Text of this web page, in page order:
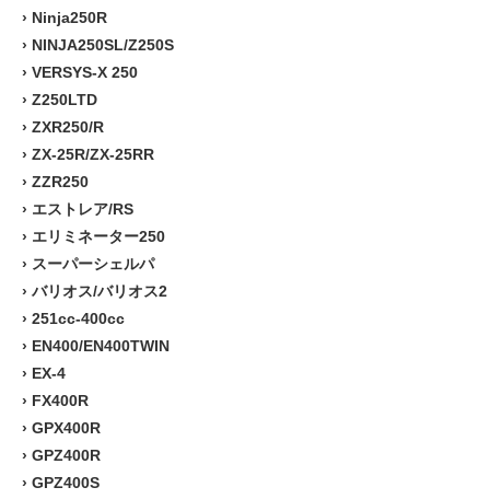
› Ninja250R
› NINJA250SL/Z250S
› VERSYS-X 250
› Z250LTD
› ZXR250/R
› ZX-25R/ZX-25RR
› ZZR250
› エストレア/RS
› エリミネーター250
› スーパーシェルパ
› バリオス/バリオス2
› 251cc-400cc
› EN400/EN400TWIN
› EX-4
› FX400R
› GPX400R
› GPZ400R
› GPZ400S